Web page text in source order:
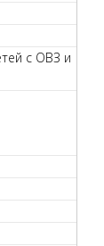
с ОВЗ и